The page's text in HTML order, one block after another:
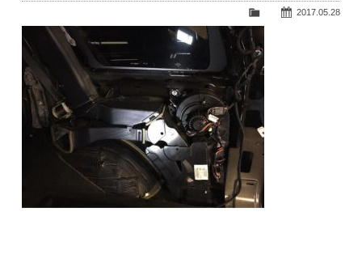
会社紹介
スタッフ募集
2017.05.28